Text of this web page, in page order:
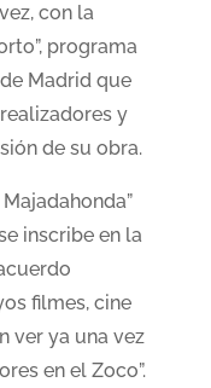
con la
programa
Madrid que
y
de su obra.
inscribe en la
filmes, cine
ver ya una vez
en el Zoco”.